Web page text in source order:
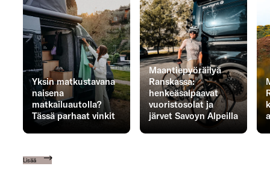
Yksin matkustavana
naisena
matkailuautolla?
Tässä parhaat vinkit
Maantiepyöräilyä
Ranskassa:
henkeäsalpaavat
vuoristosolat ja
järvet Savoyn Alpeilla
Lisää